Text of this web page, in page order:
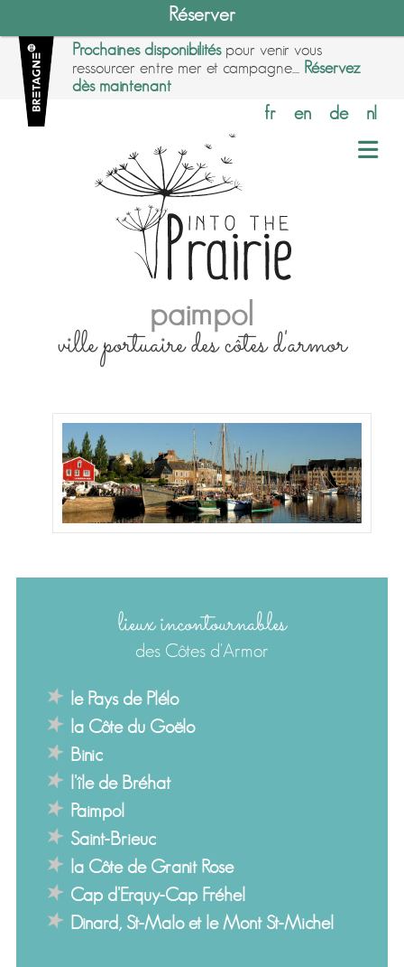
Réserver
Prochaines disponibilitéspour venir vous
ressourcer entre mer et campagne....
Réservez
dès maintenant
fr en de nl
paimpol
ville portuaire des côtes d'armor
lieux incontournables
des Côtes d'Armor
le Pays de Plélo
la Côte du Goëlo
Binic
l'île de Bréhat
Paimpol
Saint-Brieuc
la Côte de Granit Rose
Cap d'Erquy-Cap Fréhel
Dinard, St-Malo et le Mont St-Michel